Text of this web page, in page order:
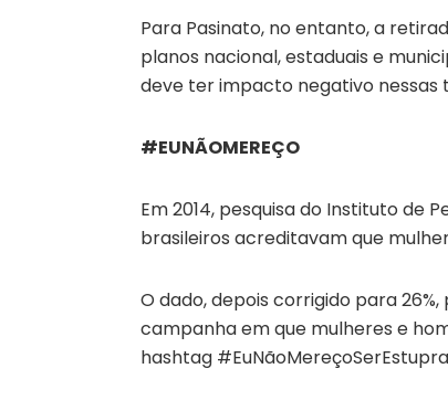
Para Pasinato, no entanto, a
planos nacional, estaduais e
deve ter impacto negativo nessas
#EUNÃOMEREÇO
Em 2014, pesquisa do Instituto de
brasileiros acreditavam que
O dado, depois corrigido para
campanha em que mulheres e
hashtag